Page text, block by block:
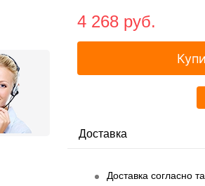
4 268 pуб.
Доставка
Доставка согласно